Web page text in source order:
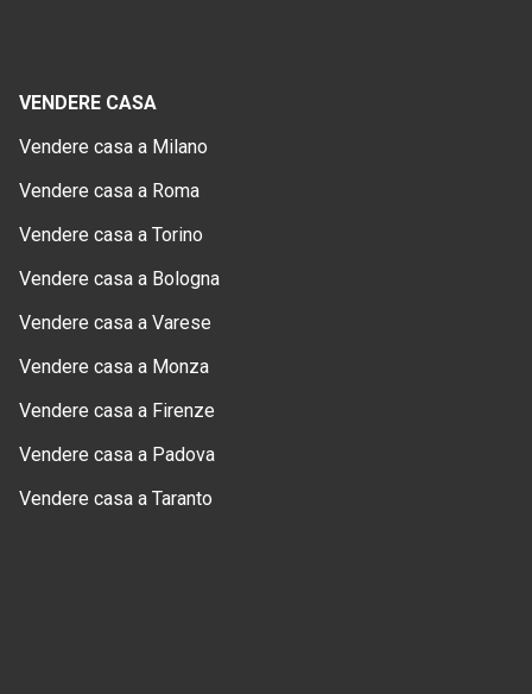
VENDERE CASA
Vendere casa a Milano
Vendere casa a Roma
Vendere casa a Torino
Vendere casa a Bologna
Vendere casa a Varese
Vendere casa a Monza
Vendere casa a Firenze
Vendere casa a Padova
Vendere casa a Taranto